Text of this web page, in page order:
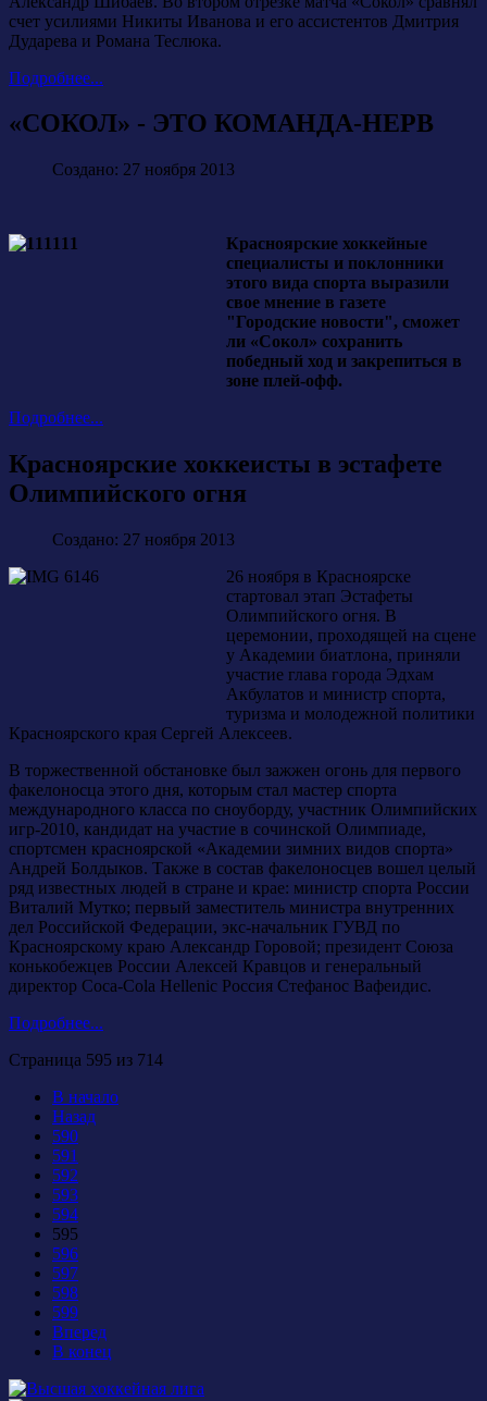
счет усилиями Никиты Иванова и его ассистентов Дмитрия
Дударева и Романа Теслюка.
Подробнее...
«СОКОЛ» - ЭТО КОМАНДА-НЕРВ
Создано: 27 ноября 2013
Красноярские хоккейные
специалисты и поклонники
этого вида спорта выразили
свое мнение в газете
"Городские новости", сможет
ли «Сокол» сохранить
победный ход и закрепиться в
зоне плей-офф.
Подробнее...
Красноярские хоккеисты в эстафете
Олимпийского огня
Создано: 27 ноября 2013
26 ноября в Красноярске
стартовал этап Эстафеты
Олимпийского огня. В
церемонии, проходящей на сцене
у Академии биатлона, приняли
участие глава города Эдхам
Акбулатов и министр спорта,
туризма и молодежной политики
Красноярского края Сергей Алексеев.
В торжественной обстановке был зажжен огонь для первого
факелоносца этого дня, которым стал мастер спорта
международного класса по сноуборду, участник Олимпийских
игр-2010, кандидат на участие в сочинской Олимпиаде,
спортсмен красноярской «Академии зимних видов спорта»
Андрей Болдыков. Также в состав факелоносцев вошел целый
ряд известных людей в стране и крае: министр спорта России
Виталий Мутко; первый заместитель министра внутренних
дел Российской Федерации, экс-начальник ГУВД по
Красноярскому краю Александр Горовой; президент Союза
конькобежцев России Алексей Кравцов и генеральный
директор Coca-Cola Hellenic Россия Стефанос Вафеидис.
Подробнее...
Страница 595 из 714
В начало
Назад
590
591
592
593
594
595
596
597
598
599
Вперед
В конец